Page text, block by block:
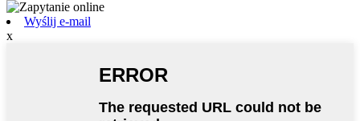
Wyślij e-mail
x